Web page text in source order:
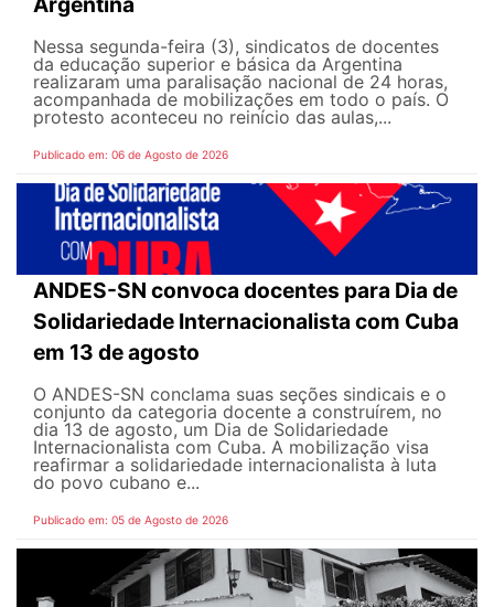
Nessa segunda-feira (3), sindicatos de docentes
da educação superior e básica da Argentina
realizaram uma paralisação nacional de 24 horas,
acompanhada de mobilizações em todo o país. O
protesto aconteceu no reinício das aulas,...
Publicado em: 06 de Agosto de 2026
ANDES-SN convoca docentes para Dia de
Solidariedade Internacionalista com Cuba
em 13 de agosto
O ANDES-SN conclama suas seções sindicais e o
conjunto da categoria docente a construírem, no
dia 13 de agosto, um Dia de Solidariedade
Internacionalista com Cuba. A mobilização visa
reafirmar a solidariedade internacionalista à luta
do povo cubano e...
Publicado em: 05 de Agosto de 2026